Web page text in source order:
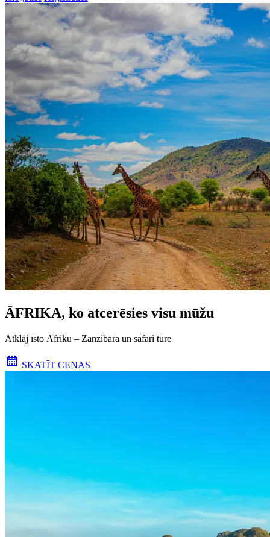
ĀFRIKA, ko atcerēsies visu mūžu
Atklāj īsto Āfriku – Zanzibāra un safari tūre
SKATĪT CENAS